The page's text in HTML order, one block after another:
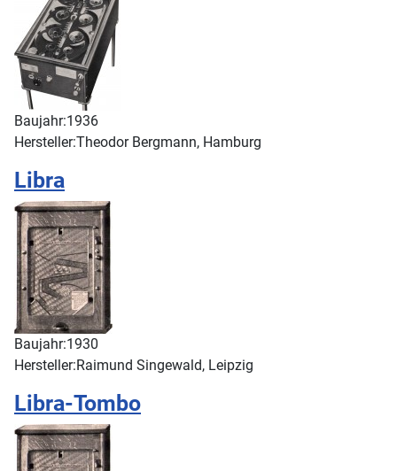
Baujahr:1936
Hersteller:Theodor Bergmann, Hamburg
Libra
Baujahr:1930
Hersteller:Raimund Singewald, Leipzig
Libra-Tombo